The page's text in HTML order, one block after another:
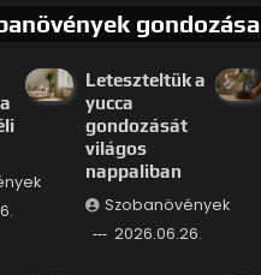
gondozása
Leteszteltük a
yucca
gondozását
világos
nappaliban
Szobanövények
2026.06.26.